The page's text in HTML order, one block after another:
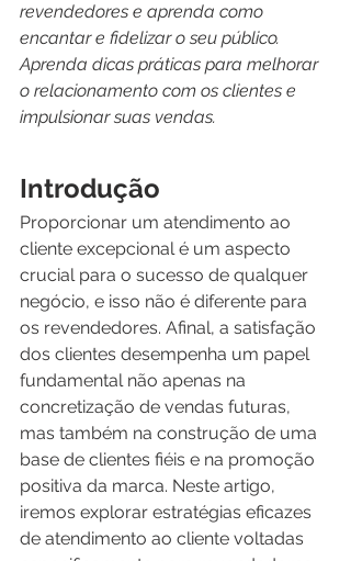
revendedores e aprenda como
encantar e fidelizar o seu público.
Aprenda dicas práticas para melhorar
o relacionamento com os clientes e
impulsionar suas vendas.
Introdução
Proporcionar um atendimento ao
cliente excepcional é um aspecto
crucial para o sucesso de qualquer
negócio, e isso não é diferente para
os revendedores. Afinal, a satisfação
dos clientes desempenha um papel
fundamental não apenas na
concretização de vendas futuras,
mas também na construção de uma
base de clientes fiéis e na promoção
positiva da marca. Neste artigo,
iremos explorar estratégias eficazes
de atendimento ao cliente voltadas